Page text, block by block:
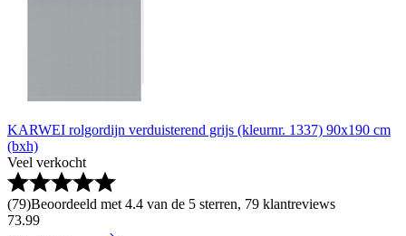
KARWEI rolgordijn verduisterend grijs (kleurnr. 1337) 90x190 cm
(bxh)
Veel verkocht
(79)Beoordeeld met 4.4 van de 5 sterren, 79 klantreviews
73.99